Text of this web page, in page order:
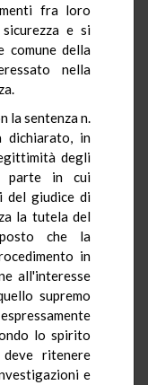
fra loro
e si
comune della
nella
la sentenza n.
dichiarato, in
degli
parte in cui
del giudice di
la tutela del
che la
in
all'interesse
supremo
lo spirito
ritenere
e